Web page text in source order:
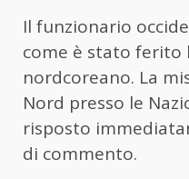
Il funzionario
come è stato ferito
nordcoreano. La
Nord presso le
risposto
di commento.